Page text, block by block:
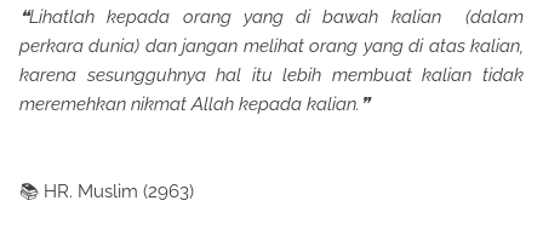
❝Lihatlah kepada orang yang di bawah kalian (dalam
perkara dunia) dan jangan melihat orang yang di atas kalian,
karena sesungguhnya hal itu lebih membuat kalian tidak
meremehkan nikmat Allah kepada kalian.❞
📚 HR. Muslim (2963)